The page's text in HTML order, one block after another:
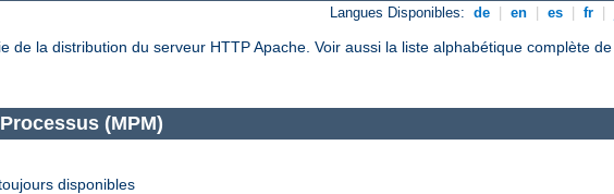
Langues Disponibles: de en es fr
la distribution du serveur HTTP Apache. Voir aussi la liste alphabétique complète de
(MPM)
disponibles